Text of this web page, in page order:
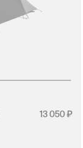
13 050